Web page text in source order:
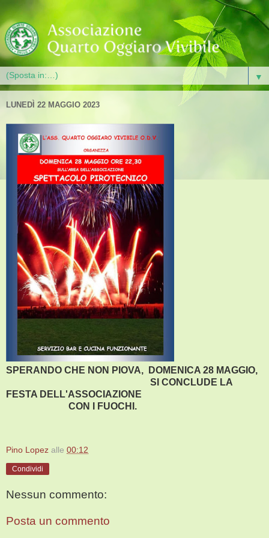
▼
LUNEDÌ 22 MAGGIO 2023
SPERANDO CHE NON PIOVA, DOMENICA 28 MAGGIO,
SI CONCLUDE LA
FESTA DELL'ASSOCIAZIONE
CON I FUOCHI.
Pino Lopez alle 00:12
Condividi
Nessun commento:
Posta un commento